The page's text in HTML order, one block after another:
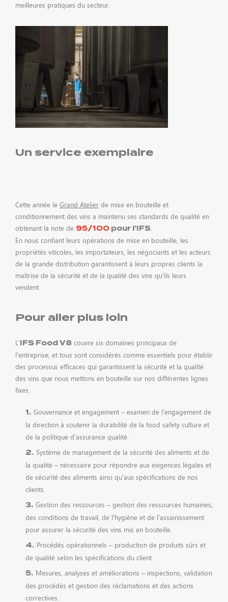
meilleures pratiques du secteur.
Un service exemplaire
Cette année le Grand Atelier de mise en bouteille et
conditionnement des vins a maintenu ses standards de qualité en
obtenant la note de 95/100 pour l’IFS
En nous confiant leurs opérations de mise en bouteille, les
propriétés viticoles, les importateurs, les négociants et les acteurs
de la grande distribution garantissent à leurs propres clients la
maîtrise de la sécurité et de la qualité des vins qu’ils leurs
vendent.
Pour aller plus loin
L’ IFS Food V8 couvre six domaines principaux de
l’entreprise, et tous sont considérés comme essentiels pour établir
des processus efficaces qui garantissent la sécurité et la qualité
des vins que nous mettons en bouteille sur nos différentes lignes
fixes.
Gouvernance et engagement – examen de l’engagement de
la direction à soutenir la durabilité de la food safety culture et
de la politique d’assurance qualité.
Système de management de la sécurité des aliments et de
la qualité – nécessaire pour répondre aux exigences légales et
de sécurité des aliments ainsi qu’aux spécifications de nos
clients.
Gestion des ressources – gestion des ressources humaines,
des conditions de travail, de l’hygiène et de l’assainissement
pour assurer la sécurité des vins mis en bouteille.
Procédés opérationnels – production de produits sûrs et
de qualité selon les spécifications du client.
Mesures, analyses et améliorations – inspections, validation
des procédés et gestion des réclamations et des actions
correctives.